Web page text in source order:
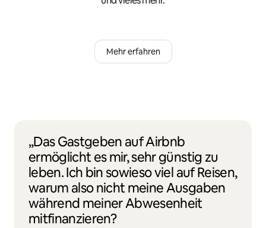
Mehr erfahren
„Das Gastgeben auf Airbnb
ermöglicht es mir, sehr günstig zu
leben. Ich bin sowieso viel auf Reisen,
warum also nicht meine Ausgaben
während meiner Abwesenheit
mitfinanzieren?